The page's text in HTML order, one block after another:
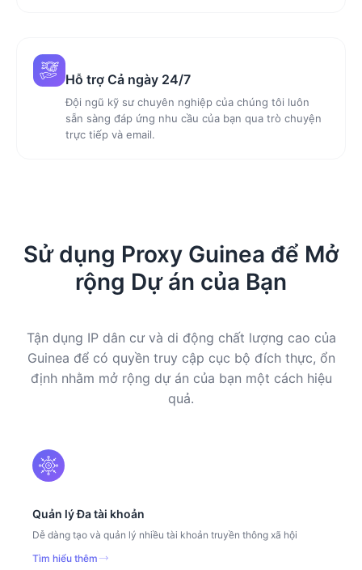
Hỗ trợ Cả ngày 24/7
Đội ngũ kỹ sư chuyên nghiệp của chúng tôi luôn
sẵn sàng đáp ứng nhu cầu của bạn qua trò chuyện
trực tiếp và email.
Sử dụng Proxy Guinea để Mở
rộng Dự án của Bạn
Tận dụng IP dân cư và di động chất lượng cao của
Guinea để có quyền truy cập cục bộ đích thực, ổn
định nhằm mở rộng dự án của bạn một cách hiệu
quả.
Quản lý Đa tài khoản
Dễ dàng tạo và quản lý nhiều tài khoản truyền thông xã hội
Tìm hiểu thêm